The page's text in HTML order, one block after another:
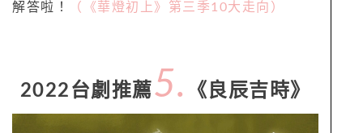
解答啦！
（《華燈初上》第三季10大走向）
2022台劇推薦 5. 《良辰吉時》